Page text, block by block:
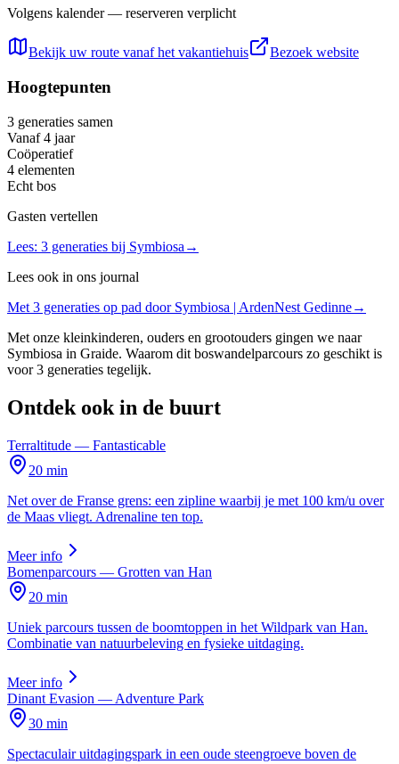
Volgens kalender — reserveren verplicht
Bekijk uw route vanaf het vakantiehuis Bezoek website
Hoogtepunten
3 generaties samen
Vanaf 4 jaar
Coöperatief
4 elementen
Echt bos
Gasten vertellen
Lees: 3 generaties bij Symbiosa →
Lees ook in ons journal
Met 3 generaties op pad door Symbiosa | ArdenNest Gedinne→
Met onze kleinkinderen, ouders en grootouders gingen we naar
Symbiosa in Graide. Waarom dit boswandelparcours zo geschikt is
voor 3 generaties tegelijk.
Ontdek ook in de buurt
Terraltitude — Fantasticable
20 min
Net over de Franse grens: een zipline waarbij je met 100 km/u over
de Maas vliegt. Adrenaline ten top.
Meer info
Bomenparcours — Grotten van Han
20 min
Uniek parcours tussen de boomtoppen in het Wildpark van Han.
Combinatie van natuurbeleving en fysieke uitdaging.
Meer info
Dinant Evasion — Adventure Park
30 min
Spectaculair uitdagingspark in een oude steengroeve boven de